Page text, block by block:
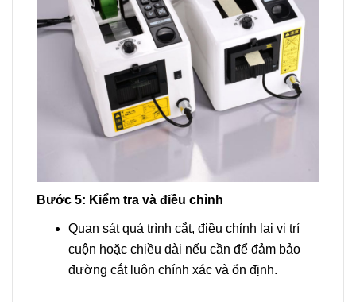
Bước 5: Kiểm tra và điều chỉnh
Quan sát quá trình cắt, điều chỉnh lại vị trí
cuộn hoặc chiều dài nếu cần để đảm bảo
đường cắt luôn chính xác và ổn định.